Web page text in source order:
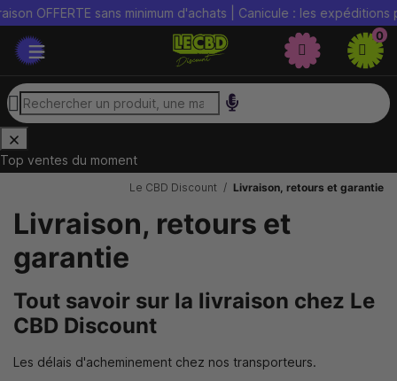
sans minimum d'achats | Canicule : les expéditions peuvent
0
Top ventes du moment
Le CBD Discount Livraison, retours et garantie
Livraison, retours et
garantie
Tout savoir sur la livraison chez Le
CBD Discount
Les délais d'acheminement chez nos transporteurs.